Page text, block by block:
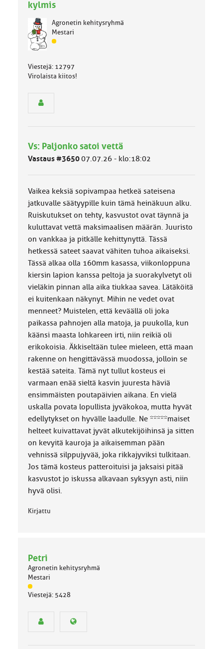
kylmis
Agronetin kehitysryhmä
Mestari
J
u
o
:
Viestejä: 12797
Virolaista kiitos!
Vs: Paljonko satoi vettä
Vastaus #365007.07.26 - klo:18:02
Vaikea keksiä sopivampaa hetkeä sateisena
jatkuvalle säätyypille kuin tämä heinäkuun alku.
Ruiskutukset on tehty, kasvustot ovat täynnä ja
kuluttavat vettä maksimaalisen määrän. Juuristo
on vankkaa ja pitkälle kehittynyttä. Tässä
hetkessä sateet saavat vähiten tuhoa aikaiseksi.
Tässä alkaa olla 160mm kasassa, viikonloppuna
kiersin lapion kanssa peltoja ja suorakylvetyt oli
vieläkin pinnan alla aika tiukkaa savea. Lätäköitä
ei kuitenkaan näkynyt. Mihin ne vedet ovat
menneet? Muistelen, että keväällä oli joka
paikassa pahnojen alla matoja, ja puukolla, kun
käänsi maasta lohkareen irti, niin reikiä oli
erikokoisia. Äkkiseltään tulee mieleen, että maan
rakenne on hengittävässä muodossa, jolloin se
kestää sateita. Tämä nyt tullut kosteus ei
varmaan enää sieltä kasvin juuresta häviä
ensimmäisten poutapäivien aikana. En vielä
uskalla povata lopullista jyväkokoa, mutta hyvät
edellytykset on hyvälle laadulle. Ne *****maiset
helteet kuivattavat jyvät alkutekijöihinsä ja sitten
on kevyitä kauroja ja aikaisemman pään
vehnissä silppujyvää, joka rikkajyviksi tulkitaan.
Jos tämä kosteus patteroituisi ja jaksaisi pitää
kasvustot jo iskussa alkavaan syksyyn asti, niin
hyvä olisi.
Kirjattu
Petri
Agronetin kehitysryhmä
Mestari
J
ä
Viestejä: 5428